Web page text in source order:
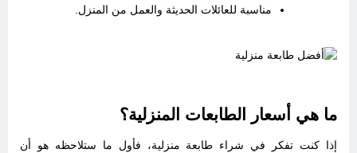
مناسبة للعائلات الحديثة والعمل من المنزل.
ما هي أسعار الطابعات المنزلية؟
إذا كنت تفكر في شراء طابعة منزلية، فأول ما ستلاحظه هو أن